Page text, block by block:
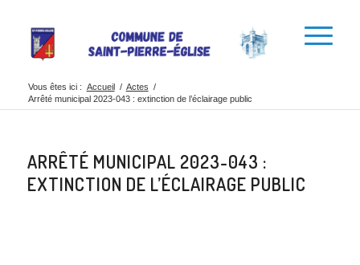
Vous êtes ici : Accueil / Actes /
Arrêté municipal 2023-043 : extinction de l’éclairage public
ARRÊTÉ MUNICIPAL 2023-043 :
EXTINCTION DE L’ÉCLAIRAGE PUBLIC